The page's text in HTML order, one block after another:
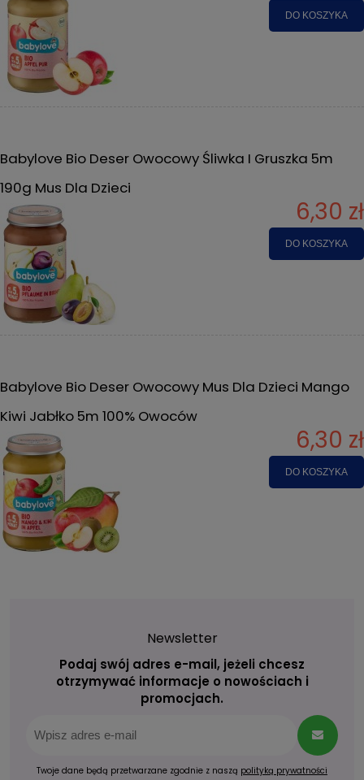
DO KOSZYKA
Babylove Bio Deser Owocowy Śliwka I Gruszka 5m
190g Mus Dla Dzieci
6,30 zł
DO KOSZYKA
Babylove Bio Deser Owocowy Mus Dla Dzieci Mango
Kiwi Jabłko 5m 100% Owoców
6,30 zł
DO KOSZYKA
Newsletter
Podaj swój adres e-mail, jeżeli chcesz
otrzymywać informacje o nowościach i
promocjach.
Twoje dane będą przetwarzane zgodnie z naszą polityką prywatności